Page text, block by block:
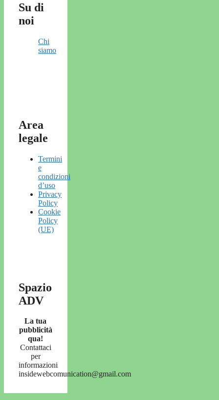
Su di
noi
Chi
siamo
Area
legale
Termini
e
condizioni
d’uso
Privacy
Policy
Cookie
Policy
(UE)
Spazio
ADV
La tua
pubblicità
qua!
Contattaci
per
informazioni
insidewebcomunication@gmail.com